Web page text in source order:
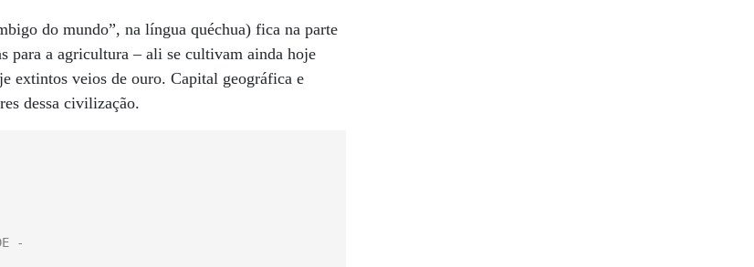
do mundo”, na língua quéchua) fica na parte
para a agricultura – ali se cultivam ainda hoje
extintos veios de ouro. Capital geográfica e
dessa civilização.